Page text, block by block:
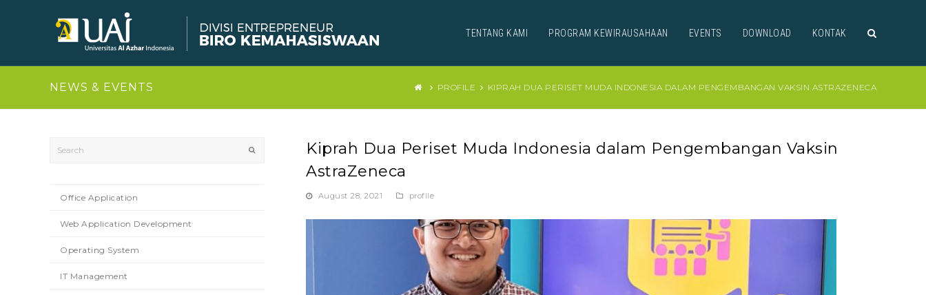
TENTANG KAMI PROGRAM KEWIRAUSAHAAN EVENTS DOWNLOAD KONTAK
NEWS & EVENTS PROFILE KIPRAH DUA PERISET MUDA INDONESIA DALAM PENGEMBANGAN VAKSIN ASTRAZENECA
Kiprah Dua Periset Muda Indonesia dalam Pengembangan Vaksin
AstraZeneca
August 28, 2021 profile
Office Application
Web Application Development
Operating System
IT Management